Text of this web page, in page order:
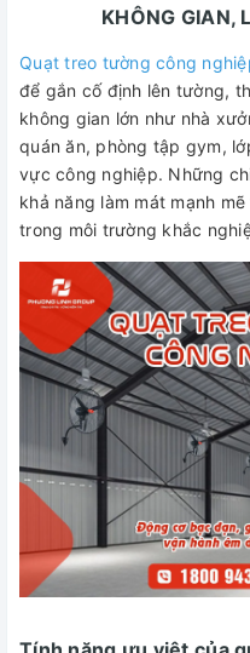
KHÔNG GIAN,
Quạt treo tường công
để gắn cố định lên tường,
không gian lớn như nhà
quán ăn, phòng tập gym,
vực công nghiệp. Những
khả năng làm mát mạnh
trong môi trường khắc